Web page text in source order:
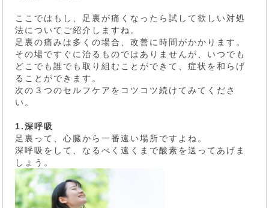
ここではもし、足裏が痛くなったら試して欲しい対処
法についてご紹介しますね。
足裏の痛みは多くの場合、改善に時間がかかります。
その場ですぐに治るものではありませんが、いつでも
どこでも誰でも取り組むことができて、症状を和らげ
ることができます。
次の３つのセルフケアをコツコツ続けてみてくださ
い。
1.深呼吸
足裏って、心臓から一番遠い場所ですよね。
深呼吸をして、なるべく遠くまで酸素を送ってあげま
しょう。